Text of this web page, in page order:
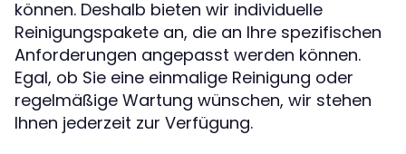
können. Deshalb bieten wir individuelle
Reinigungspakete an, die an Ihre spezifischen
Anforderungen angepasst werden können.
Egal, ob Sie eine einmalige Reinigung oder
regelmäßige Wartung wünschen, wir stehen
Ihnen jederzeit zur Verfügung.